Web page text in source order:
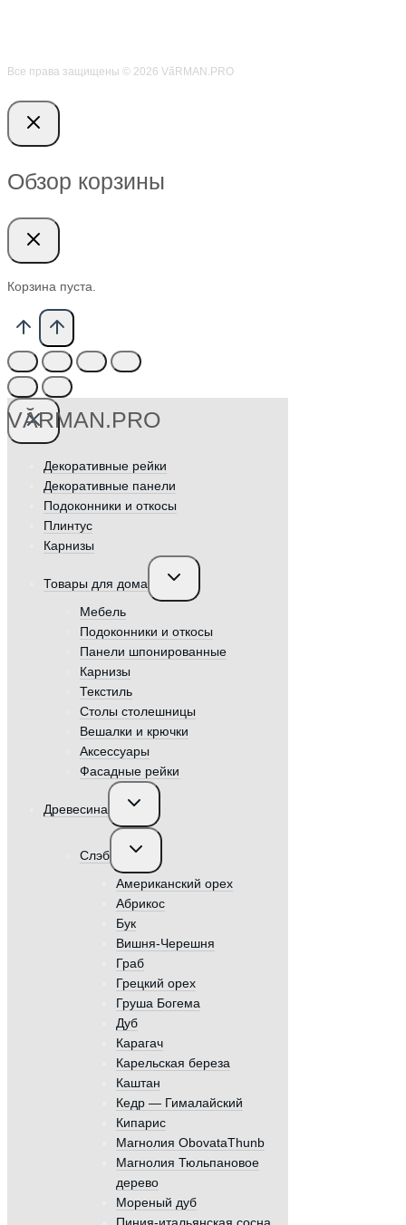
Все права защищены © 2026 VӑRMAN.PRO
Обзор корзины
Корзина пуста.
VӐRMAN.PRO
Декоративные рейки
Декоративные панели
Подоконники и откосы
Плинтус
Карнизы
Товары для дома
Переключить
дочернее
Мебель
Подоконники и откосы
Панели шпонированные
Карнизы
Текстиль
Столы столешницы
Вешалки и крючки
Аксессуары
Фасадные рейки
Древесина
Переключить
дочернее
Слэб
Переключить
дочернее
Американский орех
Абрикос
Бук
Вишня-Черешня
Граб
Грецкий орех
Груша Богема
Дуб
Карагач
Карельская береза
Каштан
Кедр — Гималайский
Кипарис
Магнолия ObovataThunb
Магнолия Тюльпановое
дерево
Мореный дуб